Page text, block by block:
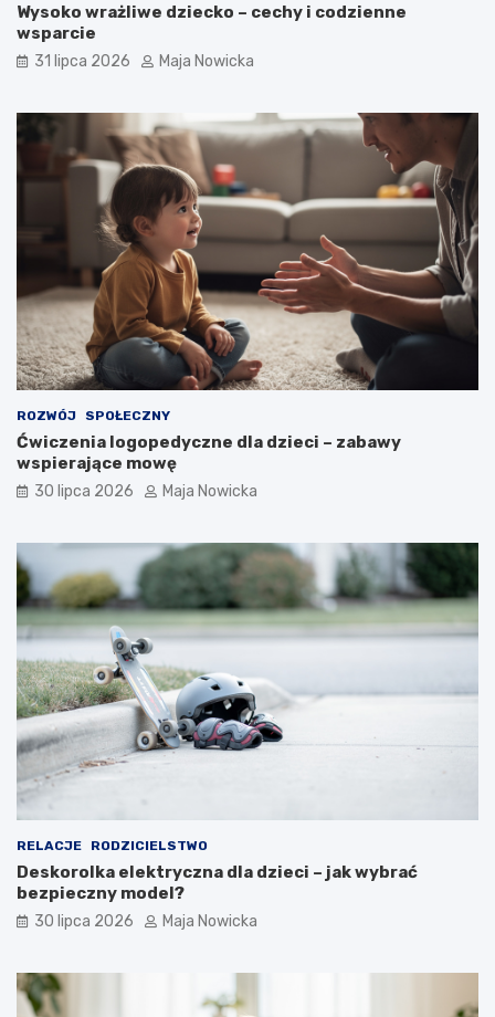
Wysoko wrażliwe dziecko – cechy i codzienne
wsparcie
31 lipca 2026 Maja Nowicka
ROZWÓJ SPOŁECZNY
Ćwiczenia logopedyczne dla dzieci – zabawy
wspierające mowę
30 lipca 2026 Maja Nowicka
RELACJE RODZICIELSTWO
Deskorolka elektryczna dla dzieci – jak wybrać
bezpieczny model?
30 lipca 2026 Maja Nowicka